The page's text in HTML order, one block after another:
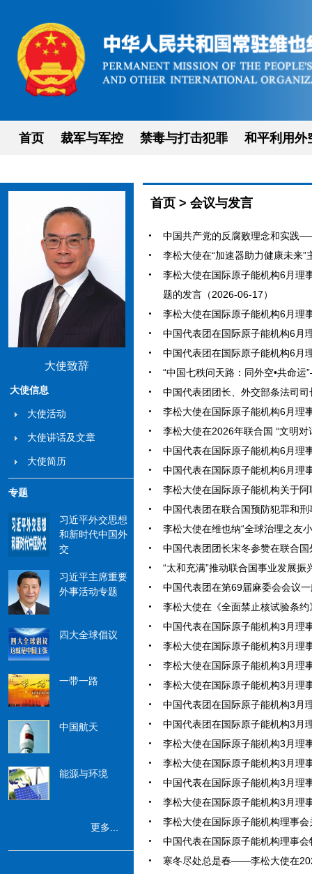
首页 裁军与军控 禁毒与打击犯罪 和平利用外
大使致辞
大使信息
大使活动
大使讲话及文章
大使简历
专题
习近平外交思想
和新时代中国外
交
习近平主席重要
外事活动专题
四大全球倡议
一带一路
中国航天
能源与环境
更多...
首页 > 会议与发言
中国共产党的反腐败理念和实践
李松大使在“加速器助力健康未来
李松大使在国际原子能机构6月理
题的发言（2026-06-17）
李松大使在国际原子能机构6月理
中国代表团在国际原子能机构6月
中国代表团在国际原子能机构6月
“中国七秩问天路：同外空•共命
中国代表团团长、外交部条法司
李松大使在国际原子能机构6月理
李松大使在2026年联合国 “文明
中国代表在国际原子能机构6月理
中国代表在国际原子能机构6月理
李松大使在国际原子能机构关于
中国代表团在联合国预防犯罪和
李松大使在维也纳“全球治理之友
中国代表团团长宋冬参赞在联合
“太和充满”推动联合国事业发展
中国代表团在第69届麻委会会议
李松大使在《全面禁止核试验条
中国代表在国际原子能机构3月理
李松大使在国际原子能机构3月理
李松大使在国际原子能机构3月理
李松大使在国际原子能机构3月理
中国代表团在国际原子能机构3月
中国代表团在国际原子能机构3月
李松大使在国际原子能机构3月理
李松大使在国际原子能机构3月理
中国代表在国际原子能机构3月理
李松大使在国际原子能机构3月理
李松大使在国际原子能机构理事
中国代表在国际原子能机构理事
寒冬尽处总是春——李松大使在